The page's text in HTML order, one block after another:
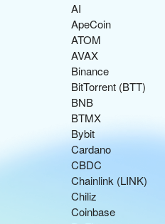
AI
ApeCoin
ATOM
AVAX
Binance
BitTorrent (BTT)
BNB
BTMX
Bybit
Cardano
CBDC
Chainlink (LINK)
Chiliz
Coinbase